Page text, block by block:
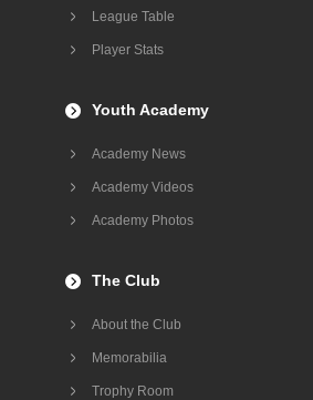
League Table
Player Stats
The Club
About the Club
Memorabilia
Trophy Room
Youth Academy
Academy News
Academy Videos
Academy Photos